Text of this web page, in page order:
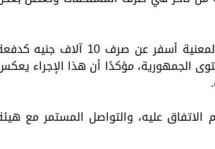
وأشار عضو مجلس النواب، إلى أن التنسيق المكثف مع الجهات المعنية أسفر عن صرف 10 آلاف
الجمهورية، مؤكدًا أن هذا الإجراء
عليه، والتواصل المستمر مع